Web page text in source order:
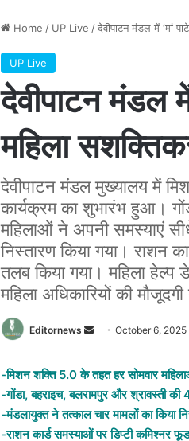
Home / UP Live /देवीपाटन मंडल में ‘मां
UP Live
देवीपाटन मंडल
महिला
देवीपाटन मंडल मुख्यालय में
कार्यक्रम का शुभारंभ हुआ।
महिलाओं ने अपनी समस्याएं
निस्तारण किया गया। राशन
तलब किया गया। महिला
महिला अधिकारियों की
Editornews
SendOctober 6, 2025
-मिशन शक्ति 5.0 के तहत हर सोमवार
-गोंडा, बहराइच, बलरामपुर और श्रावस्ती
-मंडलायुक्त ने तत्काल चार मामलों का किया
-राशन कार्ड समस्याओं पर डिप्टी कमिश्नर